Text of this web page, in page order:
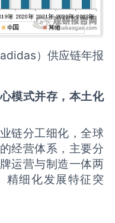
）供应链年报
模式并存，本土化
链分工细化，全球
经营体系，主要分
运营与制造一体两
精细化发展特征突